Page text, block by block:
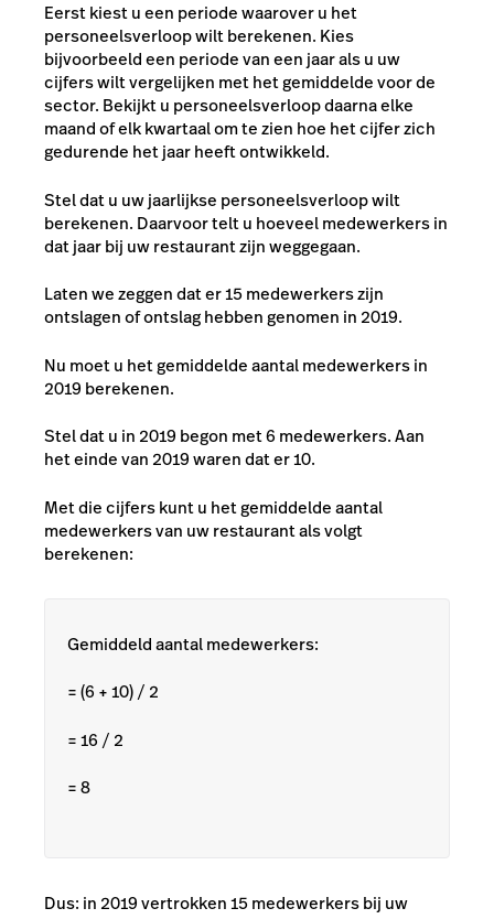
Eerst kiest u een periode waarover u het
personeelsverloop wilt berekenen. Kies
bijvoorbeeld een periode van een jaar als u uw
cijfers wilt vergelijken met het gemiddelde voor de
sector. Bekijkt u personeelsverloop daarna elke
maand of elk kwartaal om te zien hoe het cijfer zich
gedurende het jaar heeft ontwikkeld.
Stel dat u uw jaarlijkse personeelsverloop wilt
berekenen. Daarvoor telt u hoeveel medewerkers in
dat jaar bij uw restaurant zijn weggegaan.
Laten we zeggen dat er 15 medewerkers zijn
ontslagen of ontslag hebben genomen in 2019.
Nu moet u het gemiddelde aantal medewerkers in
2019 berekenen.
Stel dat u in 2019 begon met 6 medewerkers. Aan
het einde van 2019 waren dat er 10.
Met die cijfers kunt u het gemiddelde aantal
medewerkers van uw restaurant als volgt
berekenen:
Gemiddeld aantal medewerkers:
= (6 + 10) / 2
= 16 / 2
=8
Dus: in 2019 vertrokken 15 medewerkers bij uw